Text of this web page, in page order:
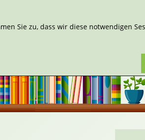
Sie zu, dass wir diese notwendigen